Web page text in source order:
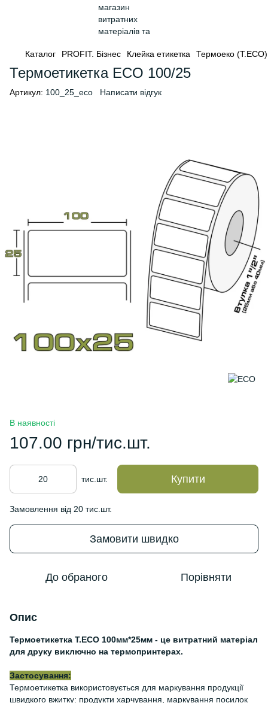
Каталог PROFIT. Бізнес Клейка етикетка Термоеко (Т.ЕСО)
Термоетикетка ECO 100/25
Артикул: 100_25_eco Написати відгук
В наявності
107.00 грн/тис.шт.
тис.шт. Купити
Замовлення від 20 тис.шт.
Замовити швидко
До обраного Порівняти
Опис
Термоетикетка Т.ЕСО 100мм*25мм - це витратний матеріал
для друку виключно на термопринтерах.
Застосування:
Термоетикетка використовується для маркування продукції
швидкого вжитку: продукти харчування, маркування посилок